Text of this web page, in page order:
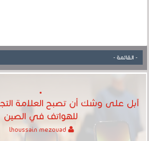
آبل على وشك أن تصبح العلامة
للهواتف في الصين